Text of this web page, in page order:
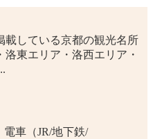
載している京都の観光名所
東エリア・洛西エリア・
車（JR/地下鉄/